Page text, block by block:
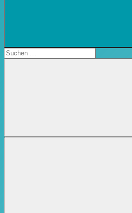
öffnen
Suchen
nach:
Suchen